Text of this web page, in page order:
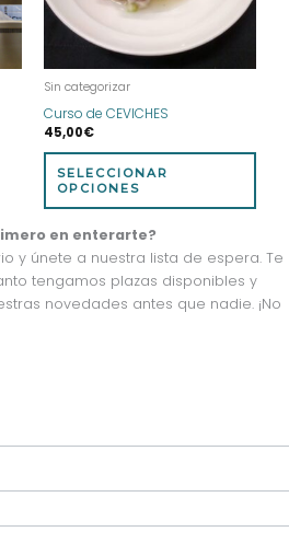
Sin categorizar
Curso de CEVICHES
45,00€
SELECCIONAR
OPCIONES
en enterarte?
y únete a nuestra lista de espera. Te
tengamos plazas disponibles y
novedades antes que nadie. ¡No